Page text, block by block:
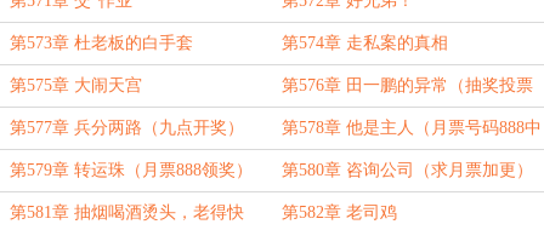
第573章 杜老板的白手套 第574章 走私案的真相
第575章 大闹天宫 第576章 田一鹏的异常（抽奖投票
最后一天）
第577章 兵分两路（九点开奖） 第578章 他是主人（月票号码888中
奖了，快来领）
第579章 转运珠（月票888领奖） 第580章 咨询公司（求月票加更）
第581章 抽烟喝酒烫头，老得快 第582章 老司鸡